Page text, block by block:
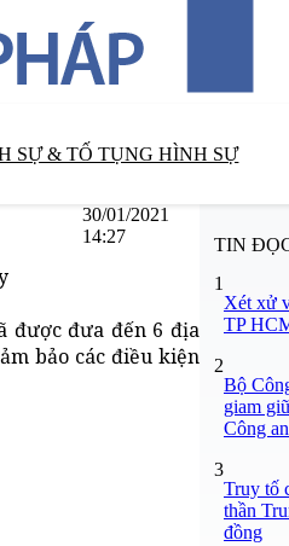
SỰ & TỐ TỤNG HÌNH SỰ
30/01/2021
14:27
được đưa đến 6 địa
bảo các điều kiện
TIN
1
Xét xử
TP
2
Bộ
giam
Công
3
Truy tố
thần
đồng